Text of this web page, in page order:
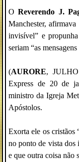
OReverendo J.
Manchester,
invisível” e
seriam “as
(AURORE,
Express de 20 de
ministro da Igreja
Apóstolos.
Exorta ele os cristãos
no ponto de vista dos
e que outra coisa não